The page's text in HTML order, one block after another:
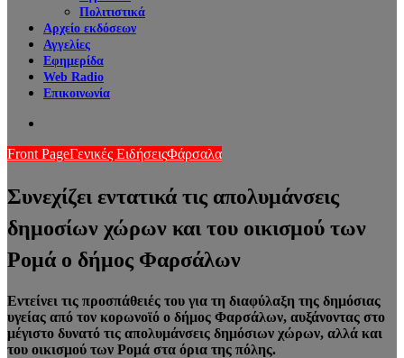
Πολιτιστικά
Αρχείο εκδόσεων
Αγγελίες
Εφημερίδα
Web Radio
Επικοινωνία
Front PageΓενικές ΕιδήσειςΦάρσαλα
Συνεχίζει εντατικά τις απολυμάνσεις
δημοσίων χώρων και του οικισμού των
Ρομά ο δήμος Φαρσάλων
Εντείνει τις προσπάθειές του για τη διαφύλαξη της δημόσιας
υγείας από τον κορωνοϊό ο δήμος Φαρσάλων, αυξάνοντας στο
μέγιστο δυνατό τις απολυμάνσεις δημόσιων χώρων, αλλά και
του οικισμού των Ρομά στα όρια της πόλης.